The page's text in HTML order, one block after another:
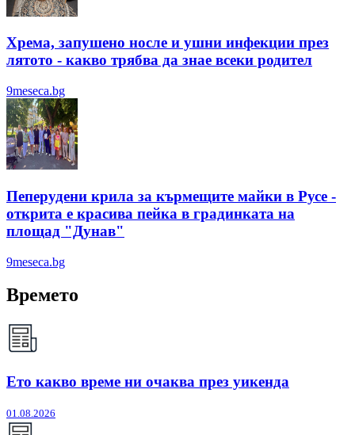
Хрема, запушено носле и ушни инфекции през
лятотo - какво трябва да знае всеки родител
9meseca.bg
Пеперудени крила за кърмещите майки в Русе -
открита е красива пейка в градинката на
площад "Дунав"
9meseca.bg
Времето
Ето какво време ни очаква през уикенда
01.08.2026